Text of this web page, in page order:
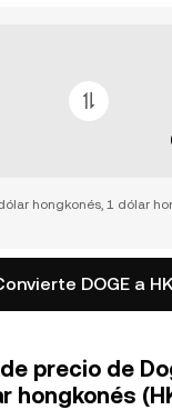
hongkonés, 1 dólar
DOGE a
precio de
hongkonés